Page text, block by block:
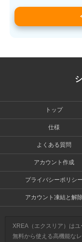
トップ
仕様
よくある質問
アカウント作成
プライバシーポリシー
アカウント凍結と解
XREA（エクスリア）はユ
無料から使える高機能な